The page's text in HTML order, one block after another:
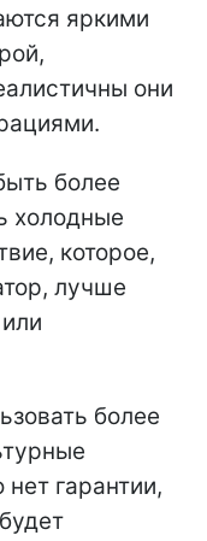
яркими
они
более
холодные
которое,
лучше
более
гарантии,